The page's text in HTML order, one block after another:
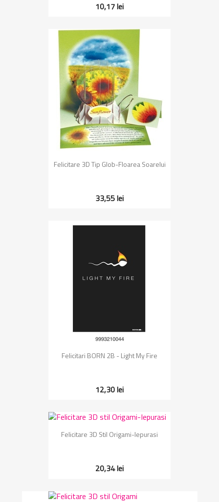
10,17 lei
Felicitare 3D Tip Glob-Floarea Soarelui
33,55 lei
Felicitari BORN 2B - Light My Fire
12,30 lei
Felicitare 3D Stil Origami-Iepurasi
20,34 lei